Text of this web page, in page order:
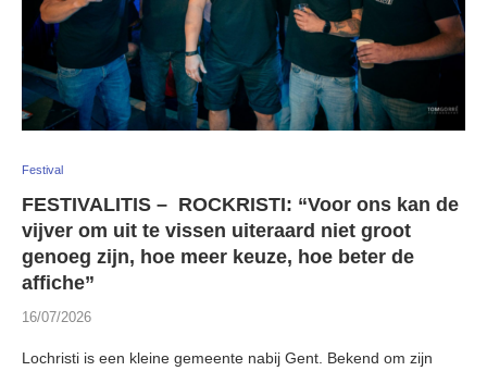
Festival
FESTIVALITIS – ROCKRISTI: “Voor ons kan de
vijver om uit te vissen uiteraard niet groot
genoeg zijn, hoe meer keuze, hoe beter de
affiche”
16/07/2026
Lochristi is een kleine gemeente nabij Gent. Bekend om zijn